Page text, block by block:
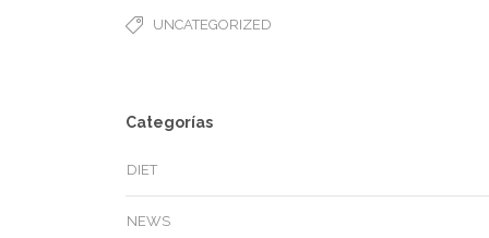
UNCATEGORIZED
Categorías
DIET
NEWS